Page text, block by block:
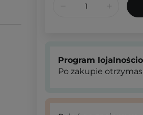
Program
Po zakupie